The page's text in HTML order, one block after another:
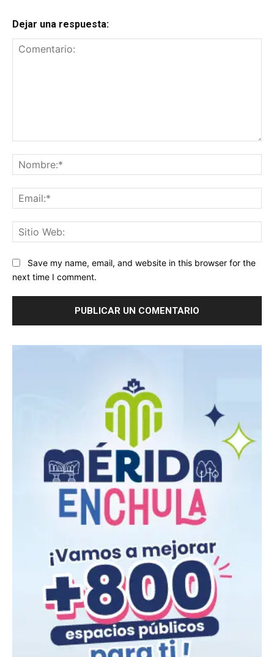
Dejar una respuesta:
Save my name, email, and website in this browser for the
next time I comment.